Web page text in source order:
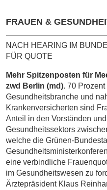
FRAUEN &
NACH HEARING IM
FÜR QUOTE
Mehr Spitzenposten für
zwd Berlin (md). 70
Gesundheitsbranche und
Krankenversicherten sind
Anteil in den Vorständen
Gesundheitssektors
welche die Grünen-
eine verbindliche
im Gesundheitswesen zu
Ärztepräsident Klaus